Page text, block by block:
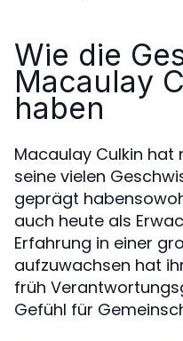
Wie die
Macaulay
haben
Macaulay Culkin
seine vielen
geprägt
auch heute als
Erfahrung in einer
aufzuwachsen hat
früh
Gefühl für